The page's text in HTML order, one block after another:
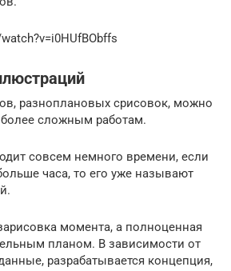
разноплановых срисовок, можно
более сложным работам.
совсем немного времени, если
часа, то его уже называют
момента, а полноценная
планом. В зависимости от
разрабатывается концепция,